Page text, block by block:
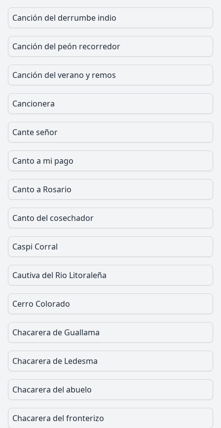
Canción del derrumbe indio
Canción del peón recorredor
Canción del verano y remos
Cancionera
Cante señor
Canto a mi pago
Canto a Rosario
Canto del cosechador
Caspi Corral
Cautiva del Rio Litoraleña
Cerro Colorado
Chacarera de Guallama
Chacarera de Ledesma
Chacarera del abuelo
Chacarera del fronterizo